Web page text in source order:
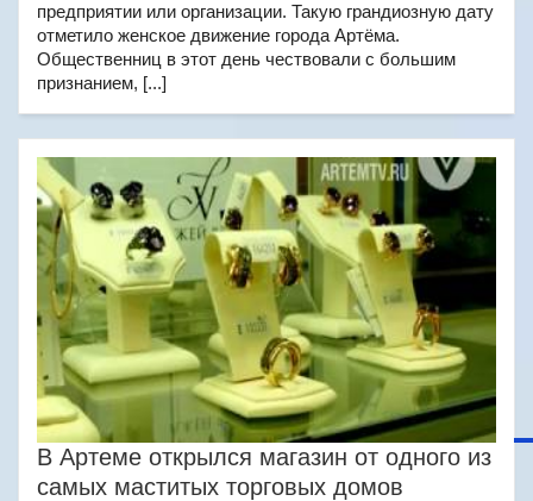
предприятии или организации. Такую грандиозную дату
отметило женское движение города Артёма.
Общественниц в этот день чествовали с большим
признанием, [...]
В Артеме открылся магазин от одного из
самых маститых торговых домов